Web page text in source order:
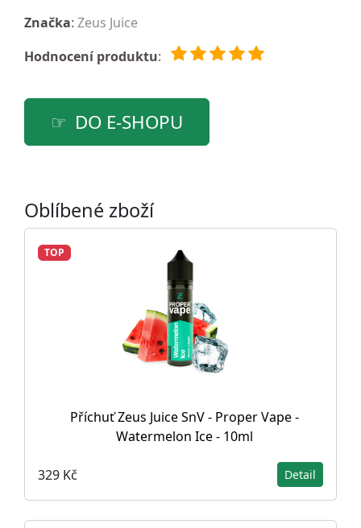
Značka: Zeus Juice
Hodnocení produktu:
DO E-SHOPU
Oblíbené zboží
TOP
Příchuť Zeus Juice SnV - Proper Vape -
Watermelon Ice - 10ml
329 Kč Detail